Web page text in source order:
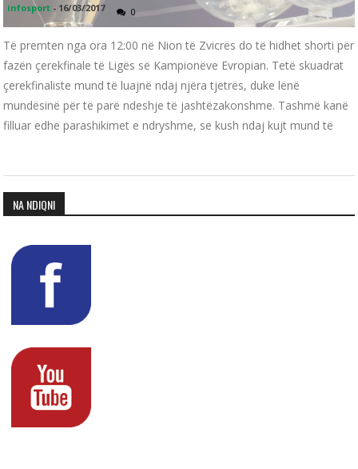
infosport - 16/03/2017 0
Të premten nga ora 12:00 në Nion të Zvicrës do të hidhet shorti për
fazën çerekfinale të Ligës së Kampionëve Evropian. Tetë skuadrat
çerekfinaliste mund të luajnë ndaj njëra tjetrës, duke lënë
mundësinë për të parë ndeshje të jashtëzakonshme. Tashmë kanë
filluar edhe parashikimet e ndryshme, se kush ndaj kujt mund të
NA NDIQNI